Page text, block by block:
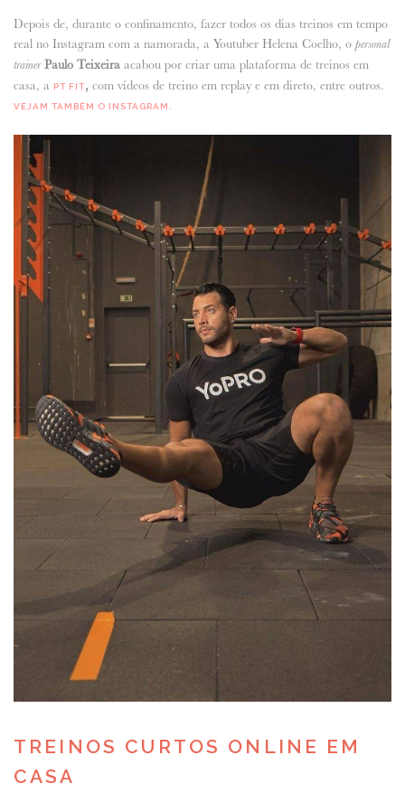
Depois de, durante o confinamento, fazer todos os dias treinos em tempo
real no Instagram com a namorada, a Youtuber Helena Coelho, o personal
trainer Paulo Teixeira acabou por criar uma plataforma de treinos em
casa, a
PT FIT, com vídeos de treino em replay e em direto, entre outros.
VEJAM TAMBÉM O INSTAGRAM.
TREINOS CURTOS ONLINE EM
CASA